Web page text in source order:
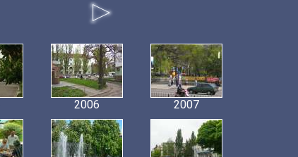
2006 2007